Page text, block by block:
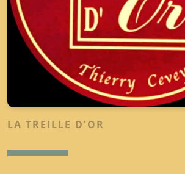
LA TREILLE D'OR